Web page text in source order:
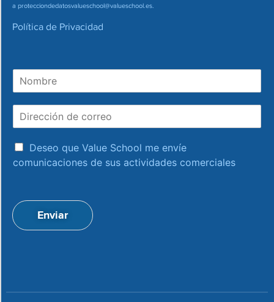
a protecciondedatosvalueschool@valueschool.es.
Política de Privacidad
e
c
n
d
e
a
c
a
c
Deseo que Value School me envíe
comunicaciones de sus actividades comerciales
Enviar